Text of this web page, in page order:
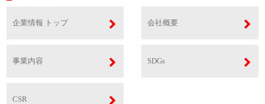
企業情報 トップ 会社概要
事業内容 SDGs
CSR